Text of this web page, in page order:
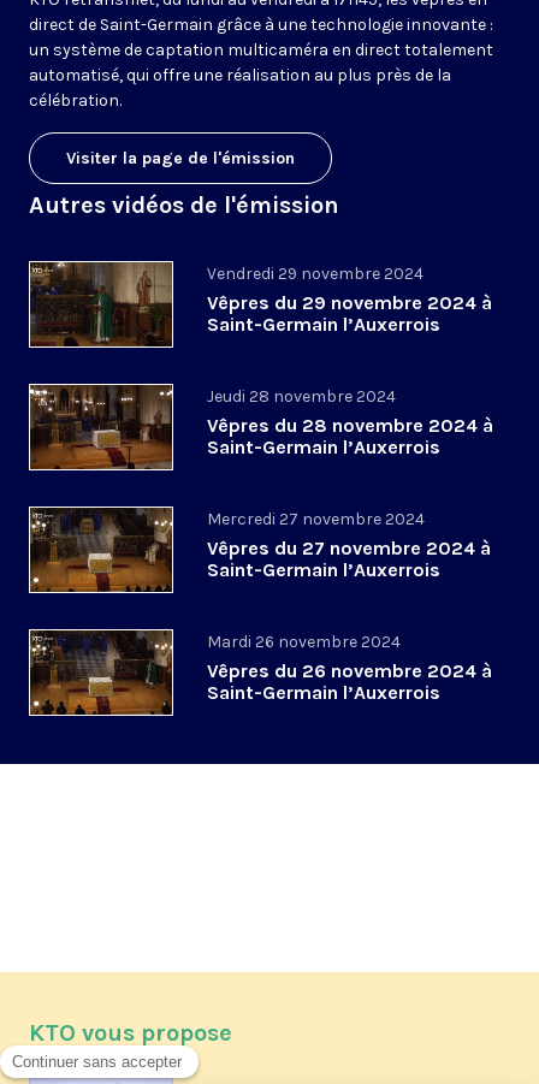
direct de Saint-Germain grâce à une technologie innovante :
un système de captation multicaméra en direct totalement
automatisé, qui offre une réalisation au plus près de la
célébration.
Visiter la page de l'émission
Autres vidéos de l'émission
Vendredi 29 novembre 2024
Vêpres du 29 novembre 2024 à
Saint-Germain l’Auxerrois
Jeudi 28 novembre 2024
Vêpres du 28 novembre 2024 à
Saint-Germain l’Auxerrois
Mercredi 27 novembre 2024
Vêpres du 27 novembre 2024 à
Saint-Germain l’Auxerrois
Mardi 26 novembre 2024
Vêpres du 26 novembre 2024 à
Saint-Germain l’Auxerrois
KTO vous propose